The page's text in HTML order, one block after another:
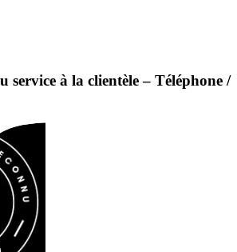
service à la clientèle – Téléphone /